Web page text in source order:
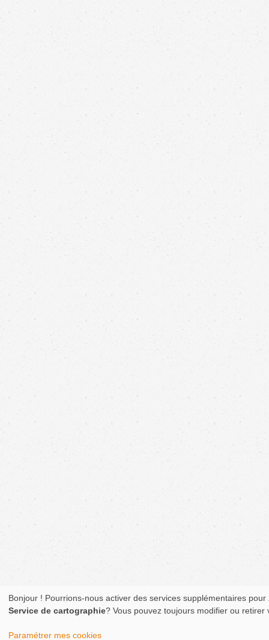
Bonjour ! Pourrions-nous activer des services supplémentaires pour
Service de cartographie? Vous pouvez toujours modifier ou
Paramétrer mes cookies